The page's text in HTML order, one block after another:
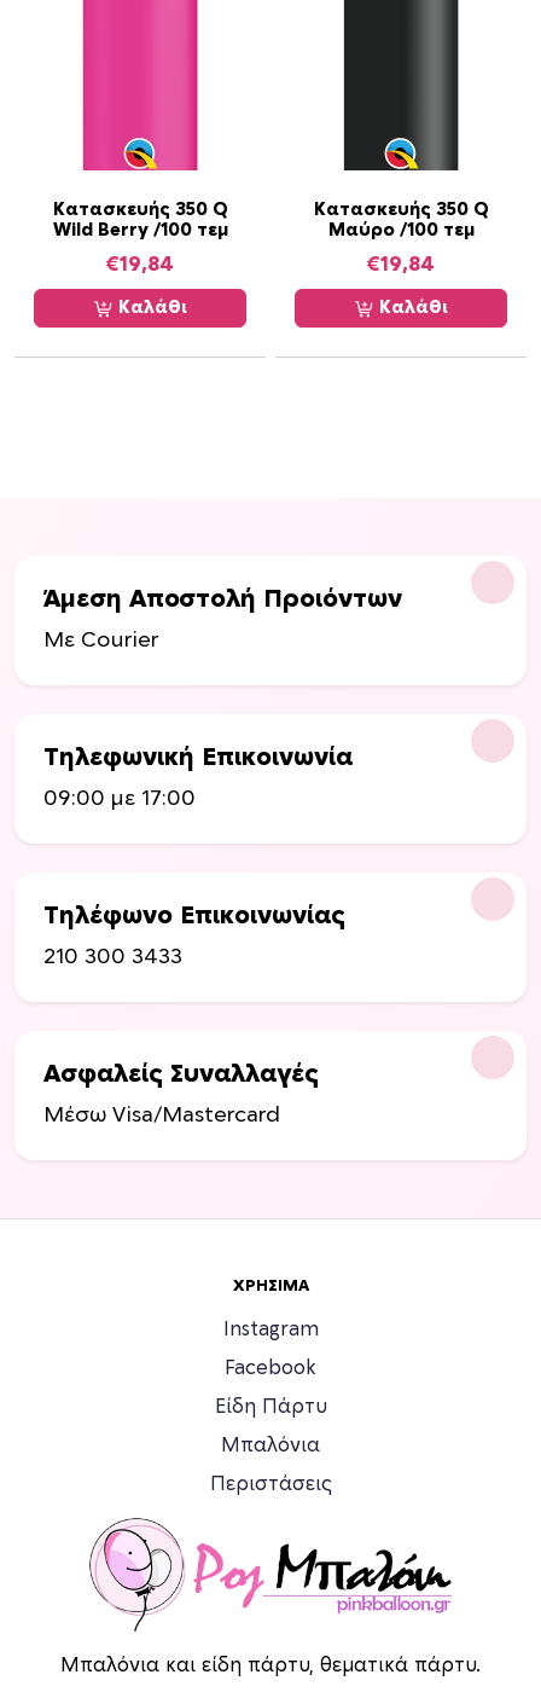
Κατασκευής 350 Q
Wild Berry /100 τεμ
€19,84
Καλάθι
Κατασκευής 350 Q
Μαύρο /100 τεμ
€19,84
Καλάθι
Άμεση Αποστολή Προιόντων
Με Courier
Τηλεφωνική Επικοινωνία
09:00 με 17:00
Τηλέφωνο Επικοινωνίας
210 300 3433
Ασφαλείς Συναλλαγές
Μέσω Visa/Mastercard
ΧΡΉΣΙΜΑ
Instagram
Facebook
Είδη Πάρτυ
Μπαλόνια
Περιστάσεις
Μπαλόνια και είδη πάρτυ, θεματικά πάρτυ.